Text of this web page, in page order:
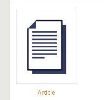
Article